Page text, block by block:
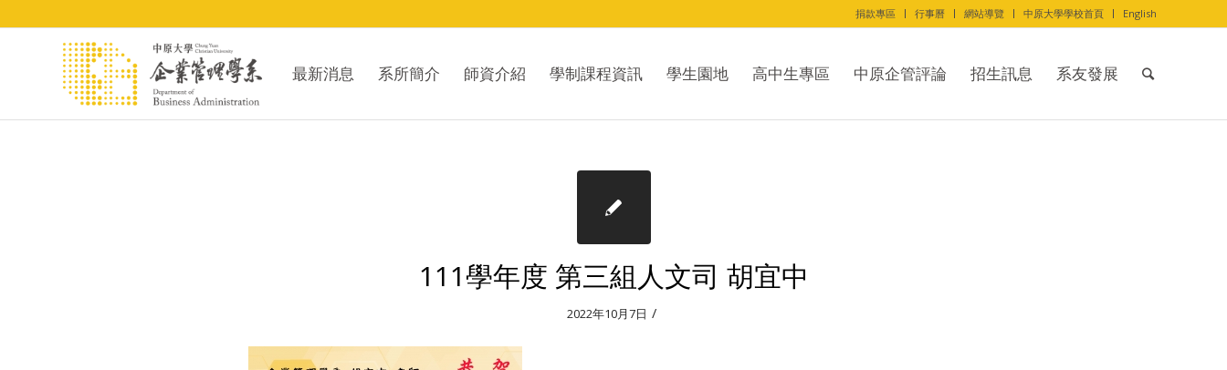
捐款專區 行事曆 網站導覽 中原大學學校首頁 English
最新消息 系所簡介 師資介紹 學制課程資訊 學生園地 高中生專區 中原企管評論 招生訊息 系友發展
111學年度 第三組人文司 胡宜中
2022年10月7日 /